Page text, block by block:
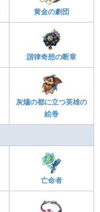
黄金の劇団
諧律奇想の断章
灰燼の都に立つ英雄の
絵巻
亡命者